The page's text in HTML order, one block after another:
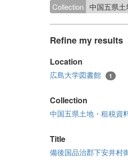
Collection 中国五県
Refine my results
Location
広島大学図書館 1
Collection
中国五県土地・租税資
Title
備後国品治郡下安井村